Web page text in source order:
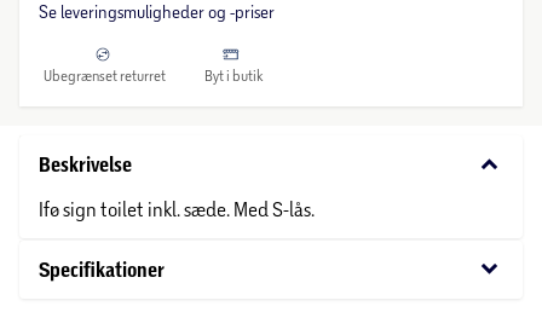
Se leveringsmuligheder og -priser
Ubegrænset returret Byt i butik
Beskrivelse keyboard_arrow_down
Ifø sign toilet inkl. sæde. Med S-lås.
Specifikationer keyboard_arrow_down